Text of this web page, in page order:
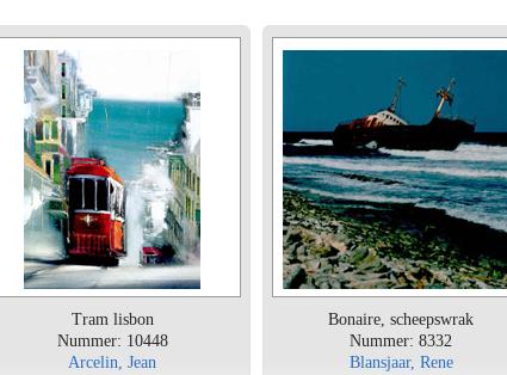
Tram lisbon
Nummer: 10448
Arcelin, Jean
Bonaire, scheepswrak
Nummer: 8332
Blansjaar, Rene